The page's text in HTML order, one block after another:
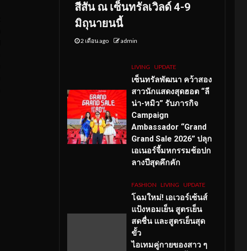
สีสัน ณ เซ็นทรัลเวิลด์ 4-9
มิถุนายนนี้
2 เดือน ago admin
LIVING UPDATE
เซ็นทรัลพัฒนา คว้าสอง
สาวนักแสดงสุดฮอต “ลี
น่า-หมิว” รับภารกิจ
Campaign
Ambassador “Grand
Grand Sale 2026” ปลุก
เอเนอร์จี้มหกรรมช้อปก
ลางปีสุดคึกคัก
FASHION LIVING UPDATE
โฉมใหม่! เอเวอร์เซ้นส์
แป้งหอมเย็น สูตรเย็น
สดชื่น และสูตรเย็นสุด
ขั้ว
ไอเทมคู่กายของสาว ๆ